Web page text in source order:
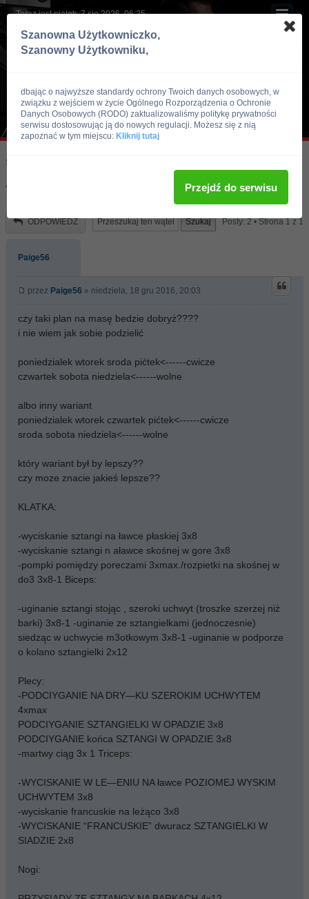
Teraz jest piątek, 7 sie 2026, 06:25
Skocz do:
Trening Na MaSe Do Poprawki??
ODPOWIEDZ Posty: 2 • Strona 1 z 1
Paige56
przez Paige56 » niedziela, 18 gru 2016, 20:03
czy taki plan na masę bedzie dobryż????
i nie wiem jak sobie podzielić
poniedzialek wtorek sroda pićtek<------cwicze
czwartek sobota niedziela<------wolne
albo inny wariant
poniedzialek wtorek czwartek pićtek<------cwicze
sroda sobota niedziela<------wolne
który wariant był by lepszy??
czy moze znacie jakieś lepsze??
KLATKA:
-wyciskanie sztangi na ławce płaskiej 3x8
-wyciskanie sztangi n aławce skośnej w gore 3x8
-pompki pomiędzy poreczami 3xmax./rozpietki na skośnej w
do3 3x8-1 Biceps:
-uginanie sztangi stojąc , szeroki uchwyt (troszke szerzej niż
barki) 3x8-1 -uginanie ze sztangielkami (jednoczesnie)
siedząc w uchwycie m3otkowym 3x8-1 -uginanie w podporze
o kolano sztangielki 2x12
Plecy:
-PODCIYGANIE NA DRY—KU SZEROKIM UCHWYTEM
4xmax
PODCIYGANIE SZTANGIELKI W OPADZIE 3x8
PODCIYGANIE końca SZTANGI W OPADZIE 3x8
-martwy ciąg 3x 1 Triceps:
-WYCISKANIE W LE—ENIU NA ławce POZIOMEJ WYSKIM
UCHWYTEM 3x8
-wyciskanie francuskie na leżąco 3x8
-WYCISKANIE “FRANCUSKIE” dwuracz SZTANGIELKI W
SIADZIE 2x8
Nogi:
Szanowna Użytkowniczko,
Szanowny Użytkowniku,
dbając o najwyższe standardy ochrony Twoich danych osobowych, w
związku z wejściem w życie Ogólnego Rozporządzenia o Ochronie
Danych Osobowych (RODO) zaktualizowaliśmy politykę prywatności
serwisu dostosowując ją do nowych regulacji. Możesz się z nią
zapoznać w tym miejscu: Kliknij tutaj
Przejdź do serwisu